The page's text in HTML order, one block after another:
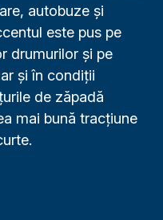
autobuze și
este pus pe
drumurilor și pe
și în condiții
de zăpadă
mai bună tracțiune